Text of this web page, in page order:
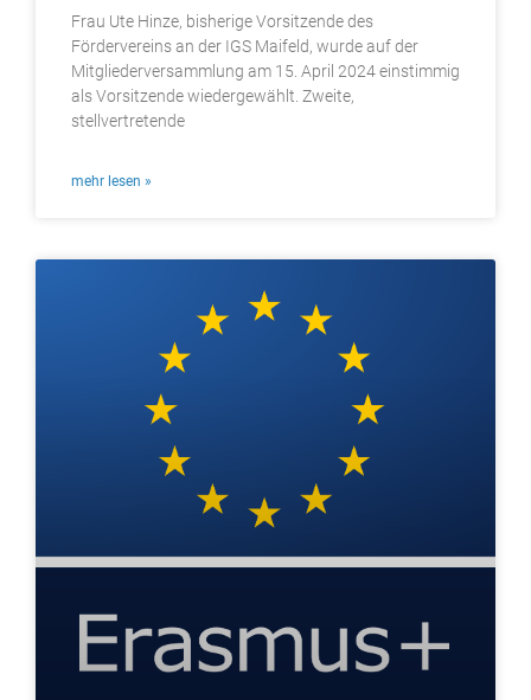
Frau Ute Hinze, bisherige Vorsitzende des
Fördervereins an der IGS Maifeld, wurde auf der
Mitgliederversammlung am 15. April 2024 einstimmig
als Vorsitzende wiedergewählt. Zweite,
stellvertretende
mehr lesen »